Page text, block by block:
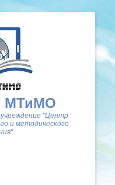
МТиМО
"Центр
и методического